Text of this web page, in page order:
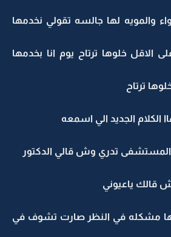
والمويه لها جالسه تقولي نخدمها
الاقل خلوها ترتاح يوم انا بخدمها
ترتاح
الكلام الجديد الي اسمعه
المستشفى تدري وش قالي الدكتور
قالك ياعيوني
مشكله في النظر صارت تشوف في